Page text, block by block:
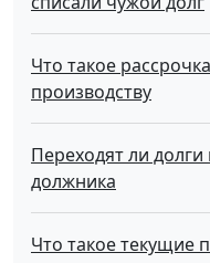
Что такое
производству
Переходят ли
должника
Что такое текущие